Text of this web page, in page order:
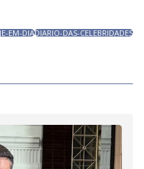
EM-DIADIARIO-DAS-CELEBRIDADES